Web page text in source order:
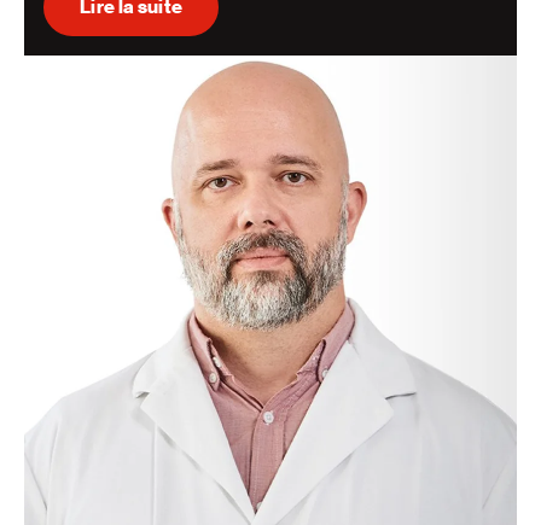
Lire la suite